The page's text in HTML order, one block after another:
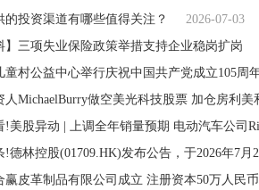
的投资渠道有哪些值得关注？
2026-07-03
】三项失业保险政策举措支持企业稳岗扩岗
童村公益中心举行庆祝中国共产党成立105周
人MichaelBurry做空美光科技股票 加仓房利美
!美股异动 | 上调全年销量预期 电动汽车公司
赢皮革制品有限公司成立 注册资本50万人民币